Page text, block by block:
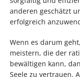
anderen geschätzt
erfolgreich
Wenn es darum
meistern, die der
bewältigen kann,
Seele zu vertrauen.